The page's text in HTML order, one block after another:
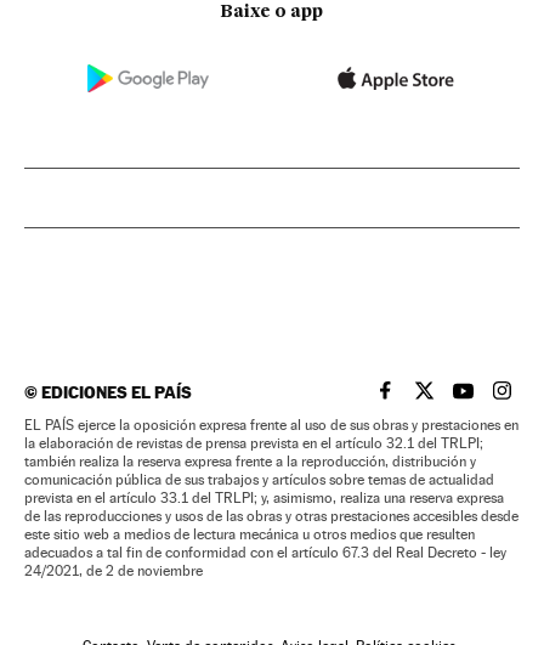
Baixe o app
©EDICIONES EL PAÍS EL PAÍS BRASIL EN
EL PAÍSEL PAÍS
EL
EL PAÍS ejerce la oposición expresa frente al uso de sus obras y prestaciones en
la elaboración de revistas de prensa prevista en el artículo 32.1 del TRLPI;
también realiza la reserva expresa frente a la reproducción, distribución y
comunicación pública de sus trabajos y artículos sobre temas de actualidad
prevista en el artículo 33.1 del TRLPI; y, asimismo, realiza una reserva expresa
de las reproducciones y usos de las obras y otras prestaciones accesibles desde
este sitio web a medios de lectura mecánica u otros medios que resulten
adecuados a tal fin de conformidad con el artículo 67.3 del Real Decreto - ley
24/2021, de 2 de noviembre